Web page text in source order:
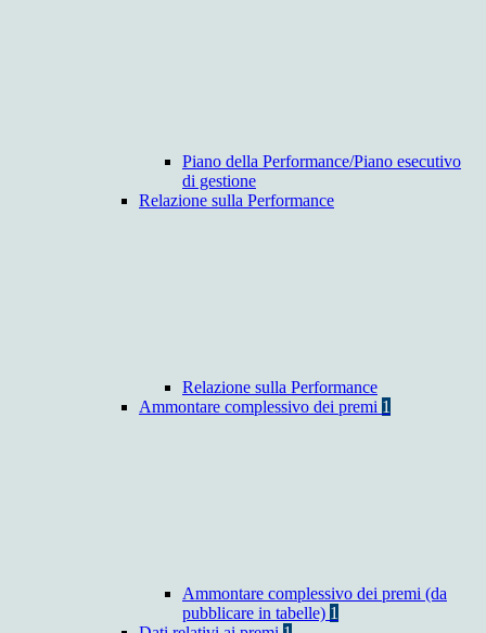
Piano della Performance/Piano esecutivo
di gestione
Relazione sulla Performance
Relazione sulla Performance
Ammontare complessivo dei premi 1
Ammontare complessivo dei premi (da
pubblicare in tabelle) 1